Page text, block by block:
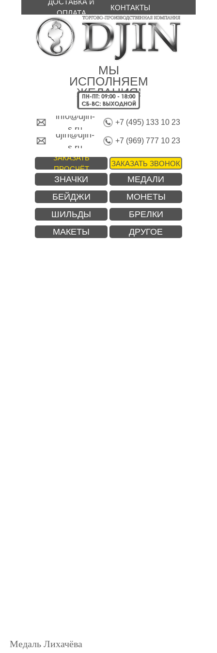
МЫ
ИСПОЛНЯЕМ
ЖЕЛАНИЯ!
ЗАКАЗАТЬ
ПРОСЧЁТ
+7 (969) 777 10 23
+7 (495) 133 10 23
ЗАКАЗАТЬ ЗВОНОК
ДОСТАВКА И
ОПЛАТА
КОНТАКТЫ
ЗНАЧКИ МЕДАЛИ
ШИЛЬДЫ БРЕЛКИ
БЕЙДЖИ МОНЕТЫ
info@djin-
s.ru
djin@djin-
s.ru
МАКЕТЫ ДРУГОЕ
Медаль Лихачёва